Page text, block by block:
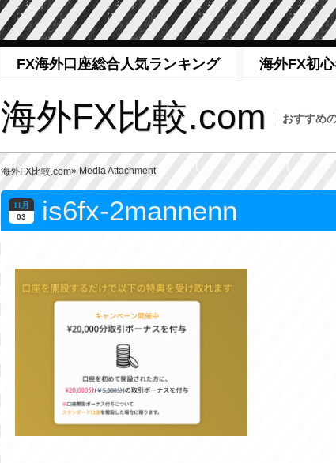
FX海外口座総合人気ランキング 海外FX初
海外FX比較.com おすすめ
海外FX比較.com» Media Attachment
11月
03 is6fx-2mannenn